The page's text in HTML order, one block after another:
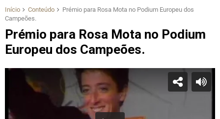
Início Conteúdo
Prémio para Rosa Mota no Podium Europeu dos
Campeões.
Prémio para Rosa Mota no Podium
Europeu dos Campeões.